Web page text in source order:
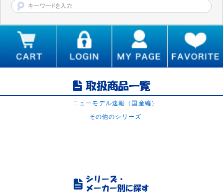
ニューモデル速報（国産編）
その他のシリーズ